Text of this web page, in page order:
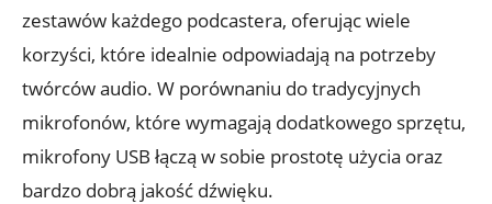
zestawów każdego podcastera, oferując wiele
korzyści, które idealnie odpowiadają na potrzeby
twórców audio. W porównaniu do tradycyjnych
mikrofonów, które wymagają dodatkowego sprzętu,
mikrofony USB łączą w sobie prostotę użycia oraz
bardzo dobrą jakość dźwięku.